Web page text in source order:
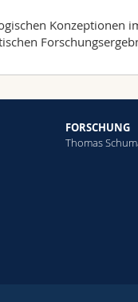
Konzeptionen
FORSCHUNG
Thomas